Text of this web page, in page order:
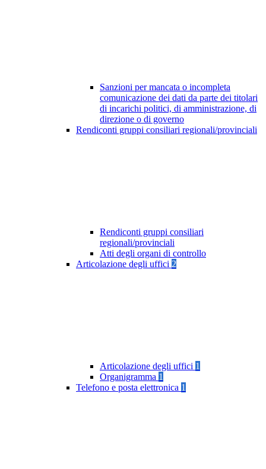
Sanzioni per mancata o incompleta
comunicazione dei dati da parte dei titolari
di incarichi politici, di amministrazione, di
direzione o di governo
Rendiconti gruppi consiliari regionali/provinciali
Rendiconti gruppi consiliari
regionali/provinciali
Atti degli organi di controllo
Articolazione degli uffici 2
Articolazione degli uffici 1
Organigramma 1
Telefono e posta elettronica 1